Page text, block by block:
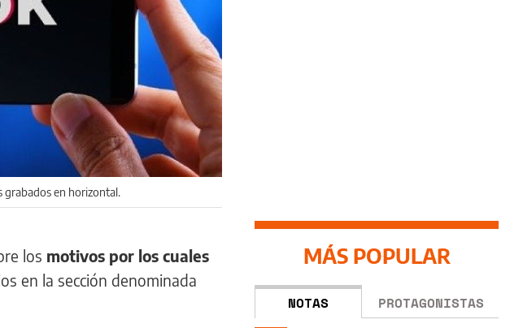
en horizontal.
los motivos por los cuales
en la sección denominada
MÁS POPULAR
NOTAS PROTAGONISTAS